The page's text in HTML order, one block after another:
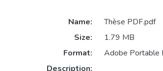
Name:
Thèse PDF.pdf
Size:
1.79 MB
Format:
Adobe Portable
Description: